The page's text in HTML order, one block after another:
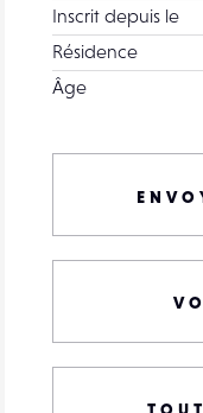
Inscrit depuis le
Résidence
Âge